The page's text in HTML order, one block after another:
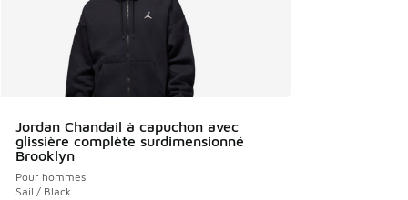
Jordan Chandail à capuchon avec
glissière complète surdimensionné
Brooklyn
Pour hommes
Sail / Black